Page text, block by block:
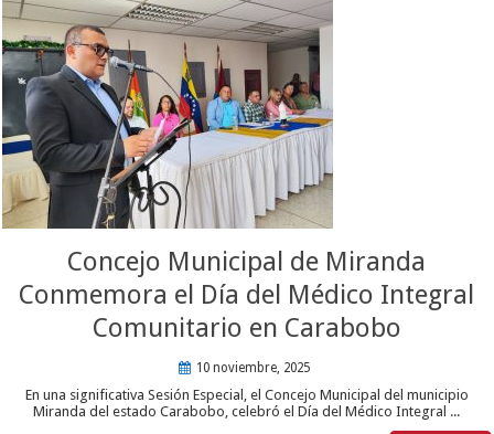
Concejo Municipal de Miranda
Conmemora el Día del Médico Integral
Comunitario en Carabobo
10 noviembre, 2025
En una significativa Sesión Especial, el Concejo Municipal del municipio
Miranda del estado Carabobo, celebró el Día del Médico Integral ...